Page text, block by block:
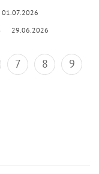
01.07.2026
29.06.2026
7 8
9